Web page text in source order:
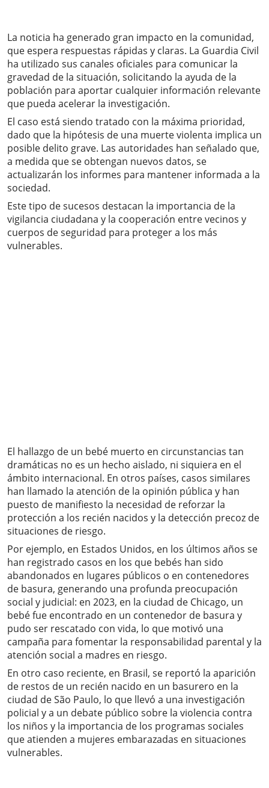
La noticia ha generado gran impacto en la comunidad,
que espera respuestas rápidas y claras. La Guardia Civil
ha utilizado sus canales oficiales para comunicar la
gravedad de la situación, solicitando la ayuda de la
población para aportar cualquier información relevante
que pueda acelerar la investigación.
El caso está siendo tratado con la máxima prioridad,
dado que la hipótesis de una muerte violenta implica un
posible delito grave. Las autoridades han señalado que,
a medida que se obtengan nuevos datos, se
actualizarán los informes para mantener informada a la
sociedad.
Este tipo de sucesos destacan la importancia de la
vigilancia ciudadana y la cooperación entre vecinos y
cuerpos de seguridad para proteger a los más
vulnerables.
El hallazgo de un bebé muerto en circunstancias tan
dramáticas no es un hecho aislado, ni siquiera en el
ámbito internacional. En otros países, casos similares
han llamado la atención de la opinión pública y han
puesto de manifiesto la necesidad de reforzar la
protección a los recién nacidos y la detección precoz de
situaciones de riesgo.
Por ejemplo, en Estados Unidos, en los últimos años se
han registrado casos en los que bebés han sido
abandonados en lugares públicos o en contenedores
de basura, generando una profunda preocupación
social y judicial: en 2023, en la ciudad de Chicago, un
bebé fue encontrado en un contenedor de basura y
pudo ser rescatado con vida, lo que motivó una
campaña para fomentar la responsabilidad parental y la
atención social a madres en riesgo.
En otro caso reciente, en Brasil, se reportó la aparición
de restos de un recién nacido en un basurero en la
ciudad de São Paulo, lo que llevó a una investigación
policial y a un debate público sobre la violencia contra
los niños y la importancia de los programas sociales
que atienden a mujeres embarazadas en situaciones
vulnerables.